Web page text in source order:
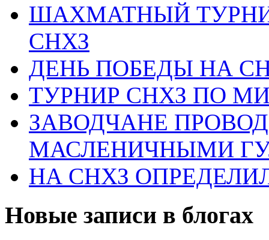
ШАХМАТНЫЙ
СНХЗ
ДЕНЬ ПОБЕДЫ НА
ТУРНИР СНХЗ ПО
ЗАВОДЧАНЕ
МАСЛЕНИЧНЫМИ
НА СНХЗ
Новые записи в блогах